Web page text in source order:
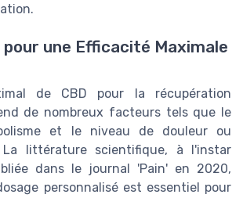
pour une Efficacité Maximale
de CBD pour la récupération
de nombreux facteurs tels que le
et le niveau de douleur ou
La littérature scientifique, à l'instar
dans le journal 'Pain' en 2020,
personnalisé est essentiel pour